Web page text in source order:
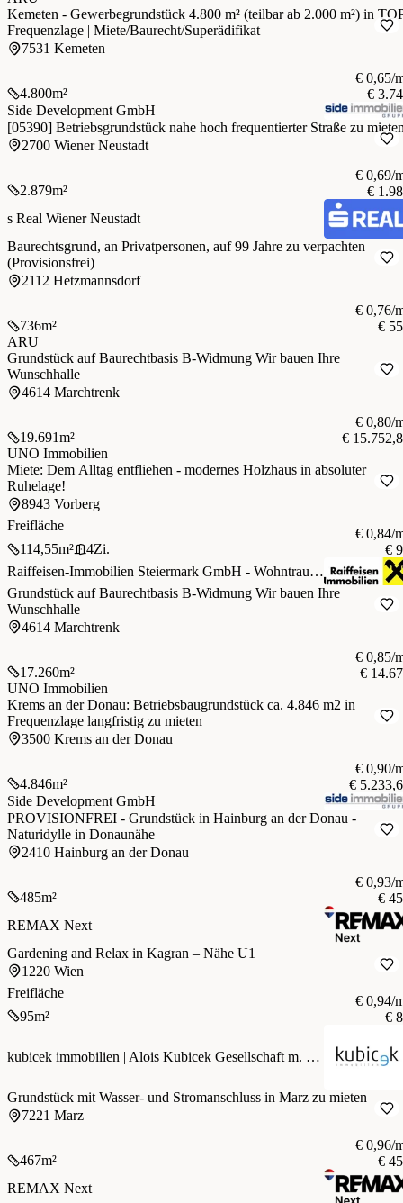
Kemeten - Gewerbegrundstück 4.800 m² (teilbar ab 2.000 m²) in
Frequenzlage | Miete/Baurecht/Superädifikat
7531 Kemeten
4.800m²
€ 0,65/
€
Side Development GmbH
[05390] Betriebsgrundstück nahe hoch frequentierter Straße zu
2700 Wiener Neustadt
2.879m²
€ 0,69/
€
s Real Wiener Neustadt
Baurechtsgrund, an Privatpersonen, auf 99 Jahre zu verpachten
(Provisionsfrei)
2112 Hetzmannsdorf
736m²
€ 0,76/
€
ARU
Grundstück auf Baurechtbasis B-Widmung Wir bauen Ihre
Wunschhalle
4614 Marchtrenk
19.691m²
€ 0,80/
€
UNO Immobilien
Miete: Dem Alltag entfliehen - modernes Holzhaus in absoluter
Ruhelage!
8943 Vorberg
Freifläche
114,55m² 4Zi.
€ 0,84/
€
Raiffeisen-Immobilien Steiermark GmbH - Wohntraumcenter Gröbming
Grundstück auf Baurechtbasis B-Widmung Wir bauen Ihre
Wunschhalle
4614 Marchtrenk
17.260m²
€ 0,85/
€
UNO Immobilien
Krems an der Donau: Betriebsbaugrundstück ca. 4.846 m2 in
Frequenzlage langfristig zu mieten
3500 Krems an der Donau
4.846m²
€ 0,90/
€
Side Development GmbH
PROVISIONFREI - Grundstück in Hainburg an der Donau -
Naturidylle in Donaunähe
2410 Hainburg an der Donau
485m²
€ 0,93/
€
REMAX Next
Gardening and Relax in Kagran – Nähe U1
1220 Wien
Freifläche
95m²
€ 0,94/
€
kubicek immobilien | Alois Kubicek Gesellschaft m. b. H.
Grundstück mit Wasser- und Stromanschluss in Marz zu mieten
7221 Marz
467m²
€ 0,96/
€
REMAX Next